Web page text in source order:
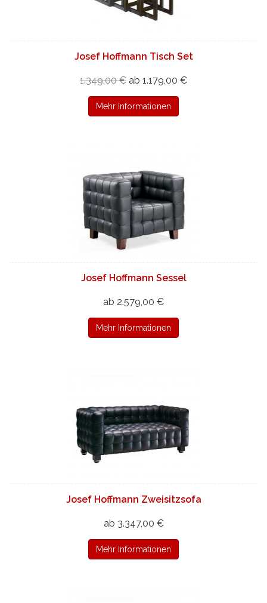
Josef Hoffmann Tisch Set
1.349,00 € ab 1.179,00 €
Mehr Informationen
Josef Hoffmann Sessel
ab 2.579,00 €
Mehr Informationen
Josef Hoffmann Zweisitzsofa
ab 3.347,00 €
Mehr Informationen